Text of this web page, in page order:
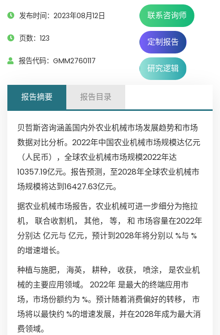
发布时间：2023年08月12日
页数：123
报告代码：GMM2760117
联系咨询师
定制报告
研究逻辑
报告摘要 报告目录
贝哲斯咨询涵盖国内外农业机械市场发展趋势和市场
数据对比分析。2022年中国农业机械市场规模达亿元
（人民币），全球农业机械市场规模2022年达
10357.19亿元。报告预测，至2028年全球农业机械市
场规模将达到16427.63亿元。
据农业机械市场报告，农业机械可进一步细分为拖拉
机， 联合收割机， 其他， 等， 和 市场容量在2022年
分别达 亿元与 亿元，预计到2028年将分别以 %与 %
的增速增长。
种植与施肥， 海英， 耕种， 收获， 喷涂， 是农业机
械的主要应用领域。 2022年 是最大的终端应用市
场，市场份额约为 %。预计随着消费偏好的转移， 市
场将以最快约 %的增速发展，并在2028年成为最大消
费领域。